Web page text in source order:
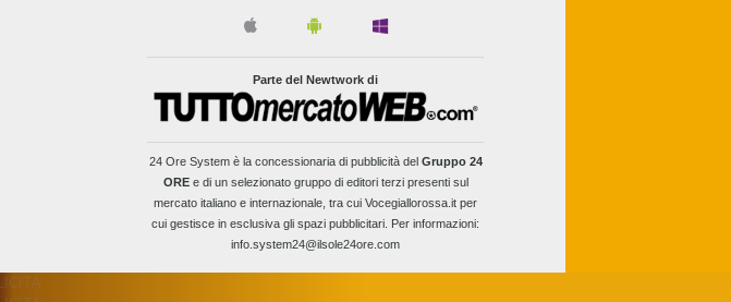
Parte del Newtwork di
24 Ore Systemè la concessionaria di pubblicità del Gruppo 24
OREe di un selezionato gruppo di editori terzi presenti sul
mercato italiano e internazionale, tra cui Vocegiallorossa.it per
cui gestisce in esclusiva gli spazi pubblicitari. Per informazioni:
info.system24@ilsole24ore.com